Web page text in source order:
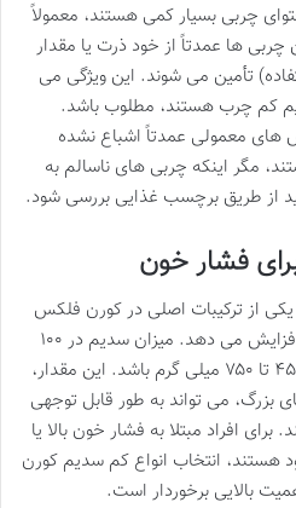
چربی بسیار کمی هستند، معمولاً
در هر ۱۰۰ گرم. این چربی ها عمدتاً از خود ذرت یا مقدار
تأمین می شوند. این ویژگی می
کم چرب هستند، مطلوب باشد.
معمولی عمدتاً اشباع نشده
مگر اینکه چربی های ناسالم به
از طریق برچسب غذایی بررسی شود.
فشار خون
از ترکیبات اصلی در کورن فلکس
است که طعم و ماندگاری آن را افزایش می دهد. میزان سدیم در ۱۰۰
گرم کورن فلکس می تواند بین ۴۵۰ تا ۷۵۰ میلی گرم باشد. این مقدار،
می تواند به طور قابل توجهی
افراد مبتلا به فشار خون بالا یا
انتخاب انواع کم سدیم کورن
بالایی برخوردار است.